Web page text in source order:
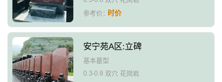
参考价：时价
安宁苑A区:立碑
基本墓型
0.3-0.8 双穴 花岗岩